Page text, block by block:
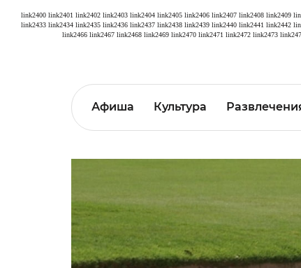
link2400 link2401 link2402 link2403 link2404 link2405 link2406 link2407 link2408 link2409
link2433 link2434 link2435 link2436 link2437 link2438 link2439 link2440 link2441 link2442
link2466 link2467 link2468 link2469 link2470 link2471 link2472 link2473
Афиша Культура